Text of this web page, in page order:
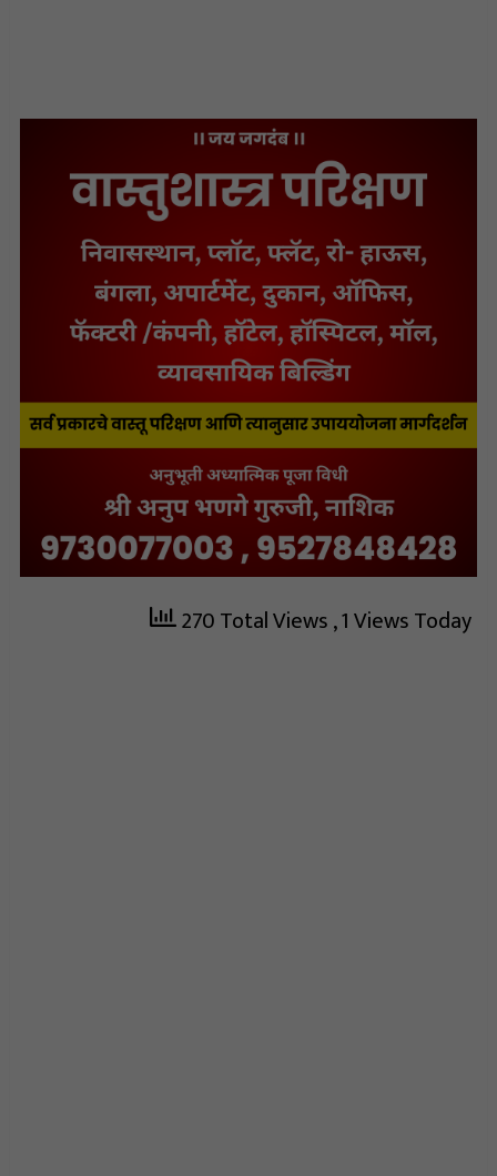
270 Total Views, 1 Views Today